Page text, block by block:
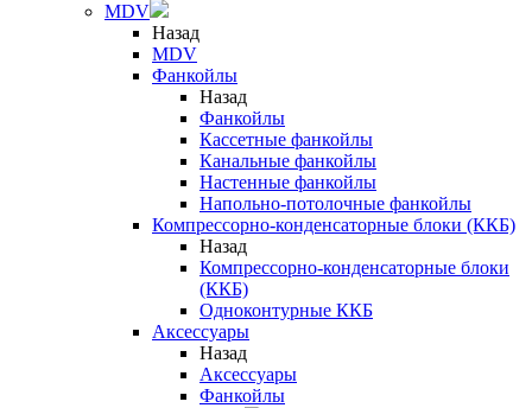
MDV
Назад
MDV
Фанкойлы
Назад
Фанкойлы
Кассетные фанкойлы
Канальные фанкойлы
Настенные фанкойлы
Напольно-потолочные фанкойлы
Компрессорно-конденсаторные блоки (ККБ)
Назад
Компрессорно-конденсаторные блоки
(ККБ)
Одноконтурные ККБ
Аксессуары
Назад
Аксессуары
Фанкойлы